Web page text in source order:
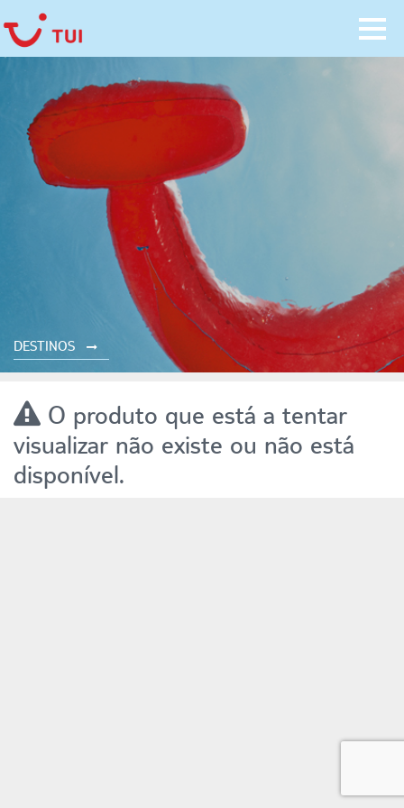
DESTINOS
O produto que está a tentar
visualizar não existe ou não está
disponível.